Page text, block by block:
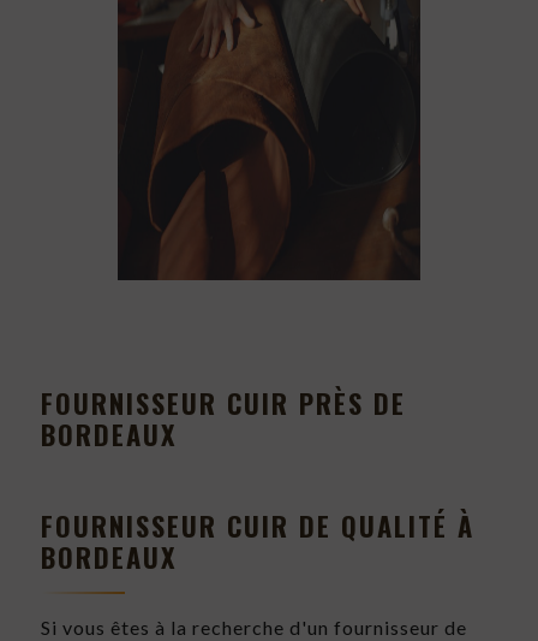
FOURNISSEUR CUIR PRÈS DE
BORDEAUX
FOURNISSEUR CUIR DE QUALITÉ À
BORDEAUX
Si vous êtes à la recherche d'un fournisseur de